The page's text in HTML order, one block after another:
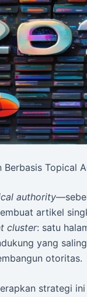
Berbasis Topical
authority
artikel
cluster: satu
yang
otoritas.
strategi